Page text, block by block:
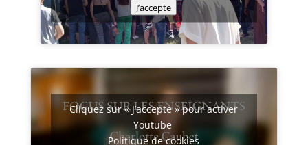
J’accepte
Cliquez sur « J’accepte » pour activer
Youtube
Politique de cookies